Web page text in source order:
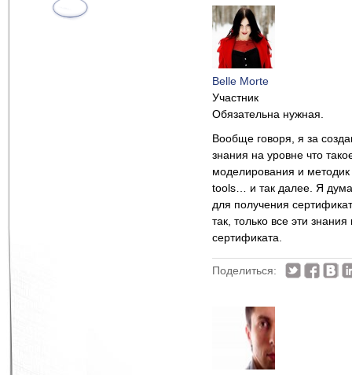
Belle Morte
Участник
Обязательна нужная.
Вообще говоря, я за
знания на уровне что
моделирования и
tools… и так далее. Я
для получения
так, только все эти
сертификата.
Поделиться: